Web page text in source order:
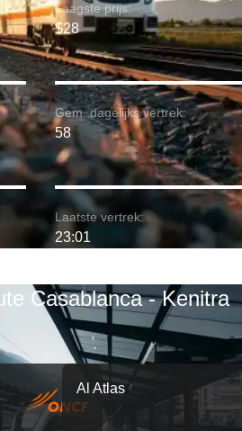
Laagste prijs:
$28
Gem. dagelijks vertrek:
58
Laatste vertrek:
23:01
Casablanca - Kenitra
Al Atlas